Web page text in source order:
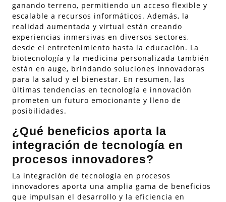
ganando terreno, permitiendo un acceso flexible y
escalable a recursos informáticos. Además, la
realidad aumentada y virtual están creando
experiencias inmersivas en diversos sectores,
desde el entretenimiento hasta la educación. La
biotecnología y la medicina personalizada también
están en auge, brindando soluciones innovadoras
para la salud y el bienestar. En resumen, las
últimas tendencias en tecnología e innovación
prometen un futuro emocionante y lleno de
posibilidades.
¿Qué beneficios aporta la
integración de tecnología en
procesos innovadores?
La integración de tecnología en procesos
innovadores aporta una amplia gama de beneficios
que impulsan el desarrollo y la eficiencia en